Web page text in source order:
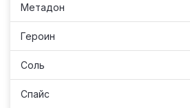
Метадон
Героин
Соль
Спайс